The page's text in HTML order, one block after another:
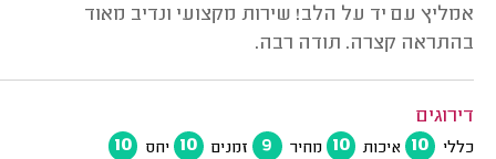
אמליץ עם יד על הלב! שירות מקצועי ונדיב מאוד
בהתראה קצרה. תודה רבה.
דירוגים
כללי 10 איכות 10 מחיר 9 זמנים 10 יחס 10